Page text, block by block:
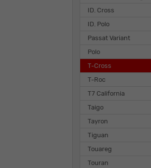
ID. Cross
ID. Polo
Passat Variant
Polo
T-Cross
T-Roc
T7 California
Taigo
Tayron
Tiguan
Touareg
Touran